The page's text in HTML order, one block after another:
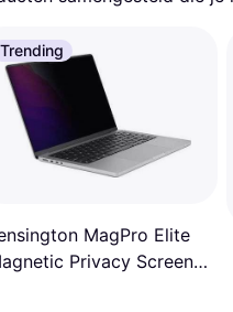
Trending
MagPro Elite
Privacy Screen